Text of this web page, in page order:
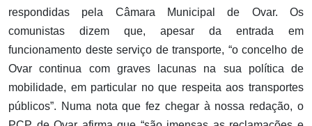
respondidas pela Câmara Municipal de Ovar. Os
comunistas dizem que, apesar da entrada em
funcionamento deste serviço de transporte, “o concelho de
Ovar continua com graves lacunas na sua política de
mobilidade, em particular no que respeita aos transportes
públicos”. Numa nota que fez chegar à nossa redação, o